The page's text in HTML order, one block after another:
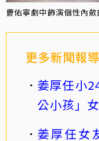
曹佑寧劇中飾演個性內
更多新聞報導
姜厚任小
公小孩」
姜厚任女